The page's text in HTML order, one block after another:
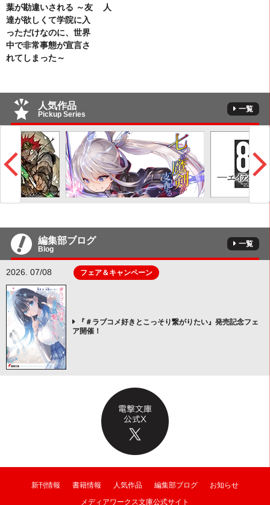
葉が勘違いされる ～友
達が欲しくて学院に入
っただけなのに、世界
中で非常事態が宣言さ
れてしまった～
人
人気作品
Pickup Series
一覧
編集部ブログ
Blog
一覧
2026. 07/08 フェア＆キャンペーン
『＃ラブコメ好きとこっそり繋がりたい』発売記念フェ
ア開催！
新刊情報 書籍情報 人気作品 編集部ブログ
お知らせ
メディアワークス文庫公式サイト